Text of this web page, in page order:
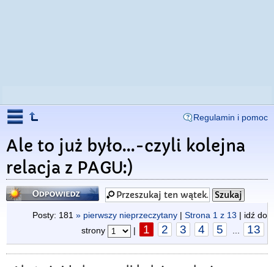
Regulamin i pomoc
Ale to już było...-czyli kolejna
relacja z PAGU:)
Odpowiedz
Posty: 181 » pierwszy nieprzeczytany | Strona 1 z 13 | idź do
strony
| 1 2 3 4 5 13